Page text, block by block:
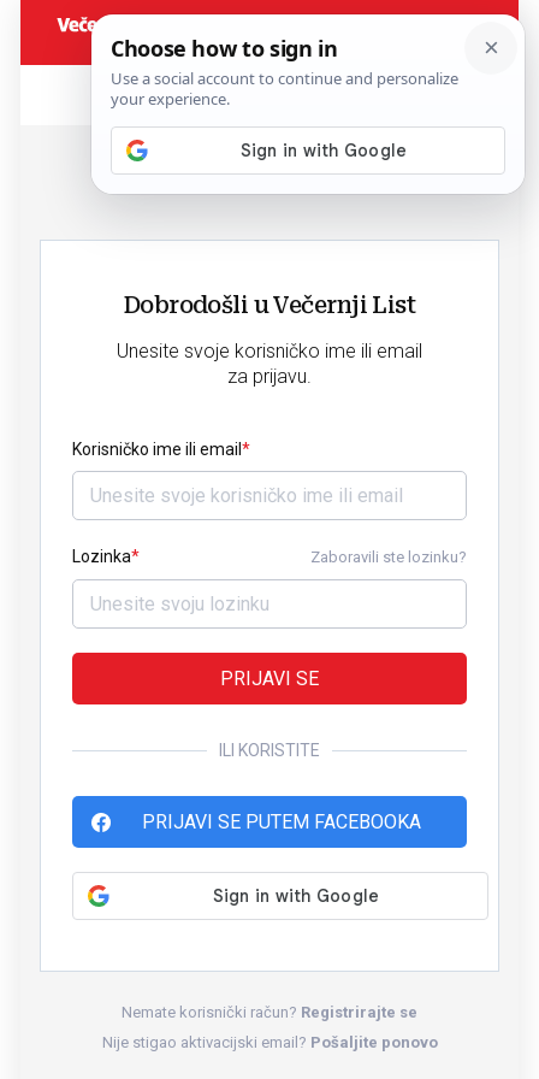
Dobrodošli u Večernji List
Unesite svoje korisničko ime ili email
za prijavu.
Korisničko ime ili email
Lozinka Zaboravili ste lozinku?
PRIJAVI SE
ILI KORISTITE
PRIJAVI SE PUTEM FACEBOOKA
Nemate korisnički račun? Registrirajte se
Nije stigao aktivacijski email? Pošaljite ponovo